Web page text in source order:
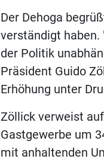
Der Dehoga
verständigt haben.
der Politik
Präsident Guido
Erhöhung unter
Zöllick verweist
Gastgewerbe um
mit anhaltenden